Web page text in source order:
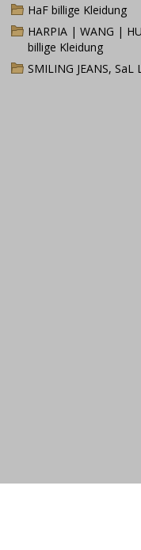
HaF billige Kleidung
HARPIA | WANG |
billige Kleidung
SMILING JEANS, SaL